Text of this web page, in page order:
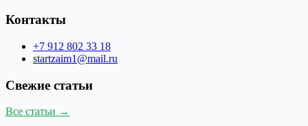
Контакты
+7 912 802 33 18
startzaim1@mail.ru
Свежие статьи
Все статьи →